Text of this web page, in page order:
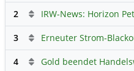
2
3
4